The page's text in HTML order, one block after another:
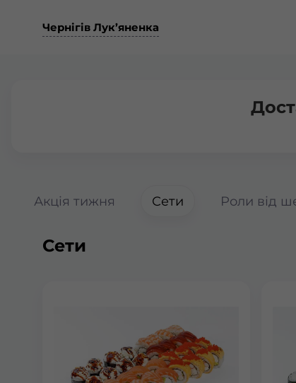
Чернігів Лук’яненка
Акція тижня Сети Роли від
Сети